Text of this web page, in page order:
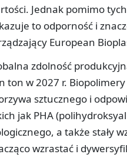
Jednak pomimo
to odporność i
European
zdolność
ton w 2027 r.
sztucznego i
jak PHA
a także stały
wzrastać i